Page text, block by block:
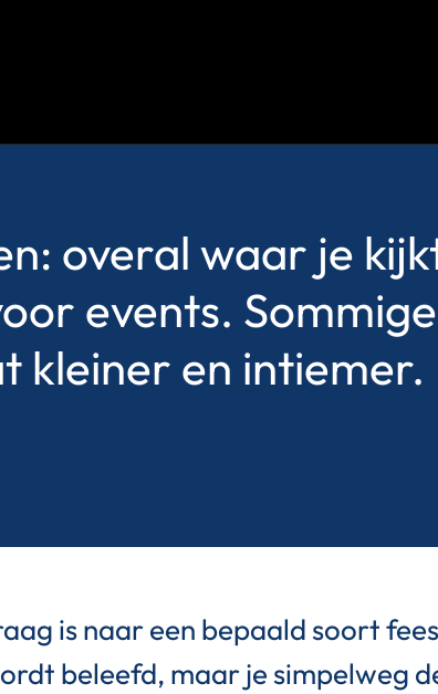
overal waar je
events.
kleiner en intiemer.
is naar een bepaald soort
beleefd, maar je simpelweg